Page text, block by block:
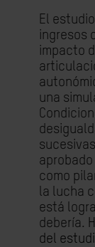
El
ingresos
impacto
una
como
la lucha
está
debería.
del